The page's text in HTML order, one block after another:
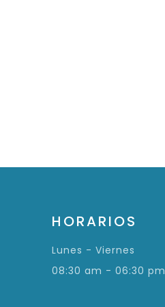
HORARIOS
Lunes - Viernes
08:30 am - 06:30 pm